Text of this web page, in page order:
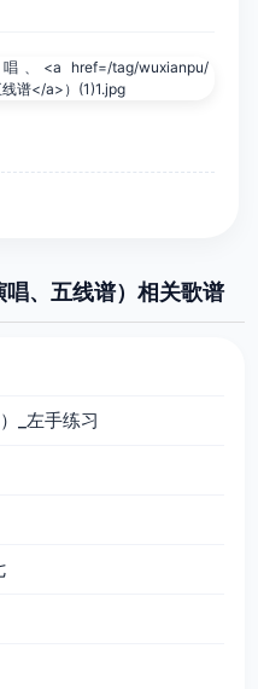
、五线谱）相关歌谱
_左手练习